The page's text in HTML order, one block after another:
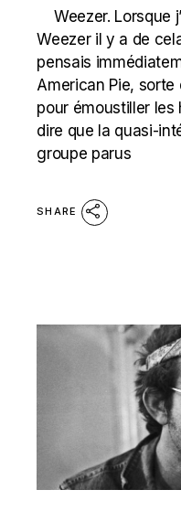
Weezer. Lorsque
Weezer il y a de
pensais
American Pie,
pour émoustiller les
dire que la quasi-
groupe parus
SHARE